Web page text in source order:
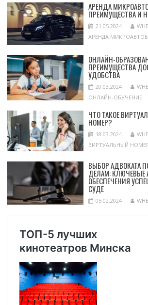
АРЕНДА
ПРЕИМУЩЕСТВА И
21.05.2024
АРЕНДА
ОНЛАЙН-
ПРЕИМУЩЕСТВА
УДОБСТВА
20.03.2024
ОНЛАЙН-ОБУЧЕНИЕ
ЧТО ТАКОЕ
НОМЕР?
18.03.2024
ВИРТУАЛЬНЫЙ
ВЫБОР АДВОКАТА
ДЕЛАМ: КЛЮЧЕВЫЕ
ОБЕСПЕЧЕНИЯ
СУДЕ
05.02.2024